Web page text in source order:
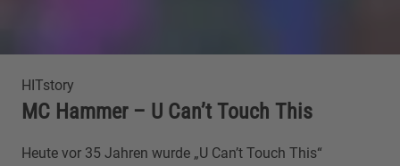
HITstory
MC Hammer – U Can’t Touch This
Heute vor 35 Jahren wurde „U Can’t Touch This“